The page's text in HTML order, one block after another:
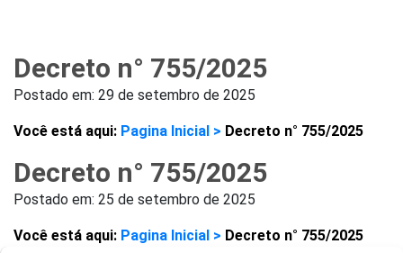
Decreto n° 755/2025
Postado em: 29 de setembro de 2025
Você está aqui: Pagina Inicial > Decreto n° 755/2025
Decreto n° 755/2025
Postado em: 25 de setembro de 2025
Você está aqui: Pagina Inicial > Decreto n° 755/2025